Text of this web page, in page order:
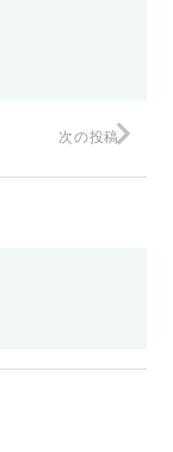
次の投稿